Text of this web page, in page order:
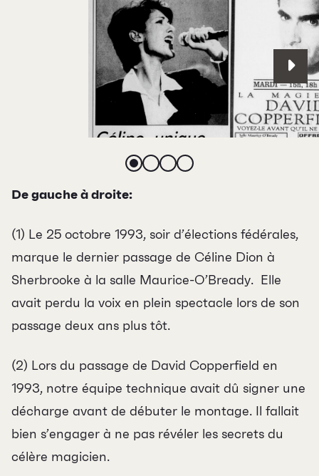
De gauche à droite:
(1) Le 25 octobre 1993, soir d’élections fédérales,
marque le dernier passage de Céline Dion à
Sherbrooke à la salle Maurice-O’Bready.
Elle
avait perdu la voix en plein spectacle lors de son
passage deux ans plus tôt.
(2) Lors du passage de David Copperfield en
1993, notre équipe technique avait dû signer une
décharge avant de débuter le montage. Il fallait
bien s’engager à ne pas révéler les secrets du
célère magicien.